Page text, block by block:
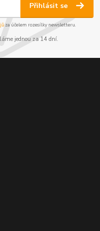
Přihlásit se
za účelem rozesílky newsletteru.
jednou za 14 dní.